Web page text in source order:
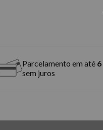
Parcelamento em até
sem juros